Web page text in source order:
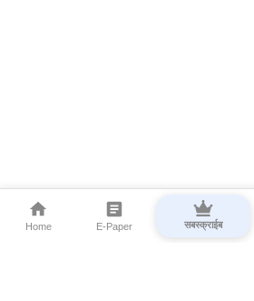
Home E-Paper सबस्क्राईब